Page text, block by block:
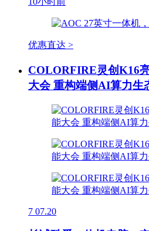
优惠直达 >
COLORFIRE灵创K16
大会 重构端侧AI算力生
7 07.20